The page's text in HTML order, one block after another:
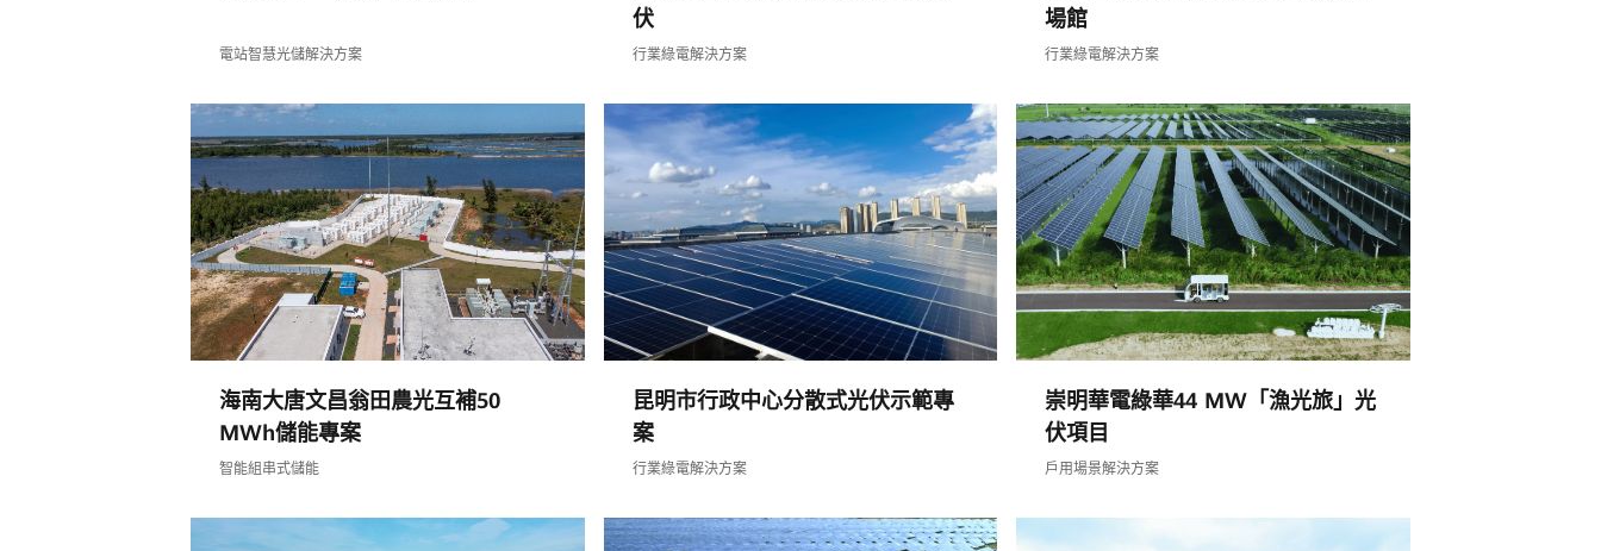
電站智慧光儲解決方案
伏
行業綠電解決方案
場館
行業綠電解決方案
海南大唐文昌翁田農光互補50
MWh儲能專案
智能組串式儲能
昆明市行政中心分散式光伏示範專
案
行業綠電解決方案
崇明華電綠華44 MW「漁光旅」光
伏項目
戶用場景解決方案